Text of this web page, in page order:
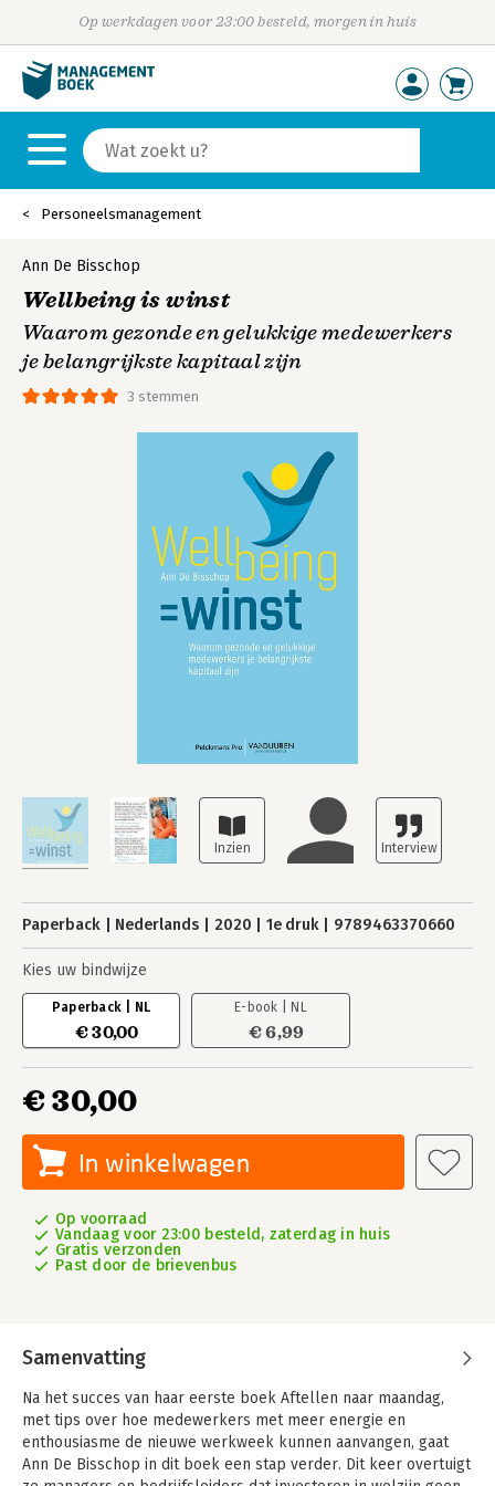
Op werkdagen voor 23:00 besteld, morgen in huis
Personeelsmanagement
3 stemmen
Ann De Bisschop
Wellbeing is winst
Waarom gezonde en gelukkige medewerkers
je belangrijkste kapitaal zijn
Paperback Nederlands 2020 1e druk 9789463370660
Kies uw bindwijze
Paperback | NL
€ 30,00
E-book | NL
€ 6,99
€ 30,00
In winkelwagen
Op voorraad
Vandaag voor 23:00 besteld, zaterdag in huis
Gratis verzonden
Past door de brievenbus
Samenvatting
Na het succes van haar eerste boek Aftellen naar maandag,
met tips over hoe medewerkers met meer energie en
enthousiasme de nieuwe werkweek kunnen aanvangen, gaat
Ann De Bisschop in dit boek een stap verder. Dit keer overtuigt